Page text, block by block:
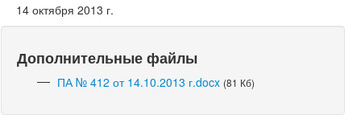
14 октября 2013 г.
Дополнительные файлы
ПА № 412 от 14.10.2013 г.docx (81 Кб)